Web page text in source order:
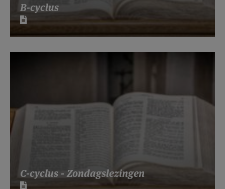
B-cyclus
C-cyclus - Zondagslezingen